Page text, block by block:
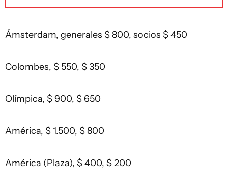
Ámsterdam, generales $ 800, socios $ 450
Colombes, $ 550, $ 350
Olímpica, $ 900, $ 650
América, $ 1.500, $ 800
América (Plaza), $ 400, $ 200